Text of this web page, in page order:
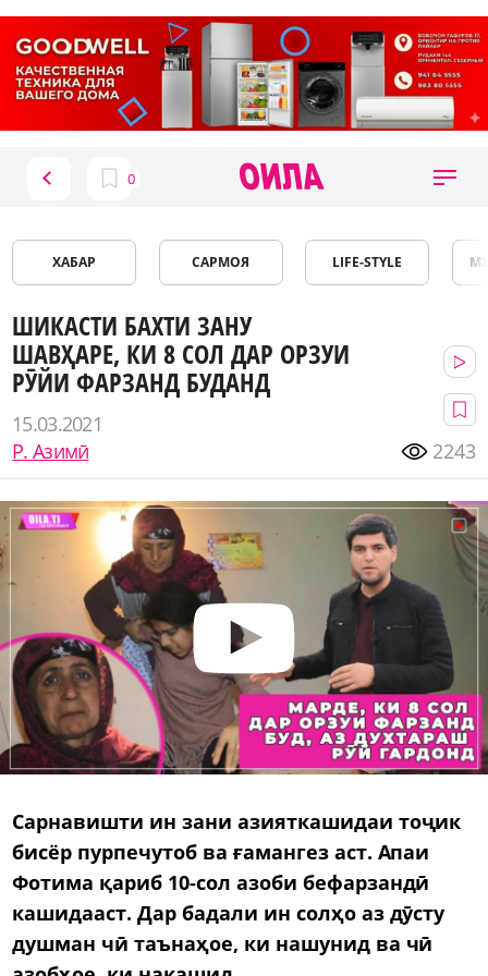
ХАБАР САРМОЯ LIFE-STYLE
ШИКАСТИ БАХТИ ЗАНУ
ШАВҲАРЕ, КИ 8 СОЛ ДАР ОРЗУИ
РӮЙИ ФАРЗАНД БУДАНД
15.03.2021
Р. Азимӣ
2243
Сарнавишти ин зани азияткашидаи тоҷик
бисёр пурпечутоб ва ғамангез аст. Апаи
Фотима қариб 10-сол азоби бефарзандӣ
кашидааст. Дар бадали ин солҳо аз дӯсту
душман чӣ таънаҳое, ки нашунид ва чӣ